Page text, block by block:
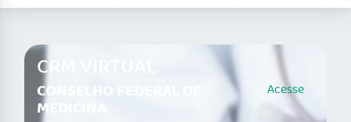
CRM VIRTUAL
CONSELHO FEDERAL DE
MEDICINA
Acesse